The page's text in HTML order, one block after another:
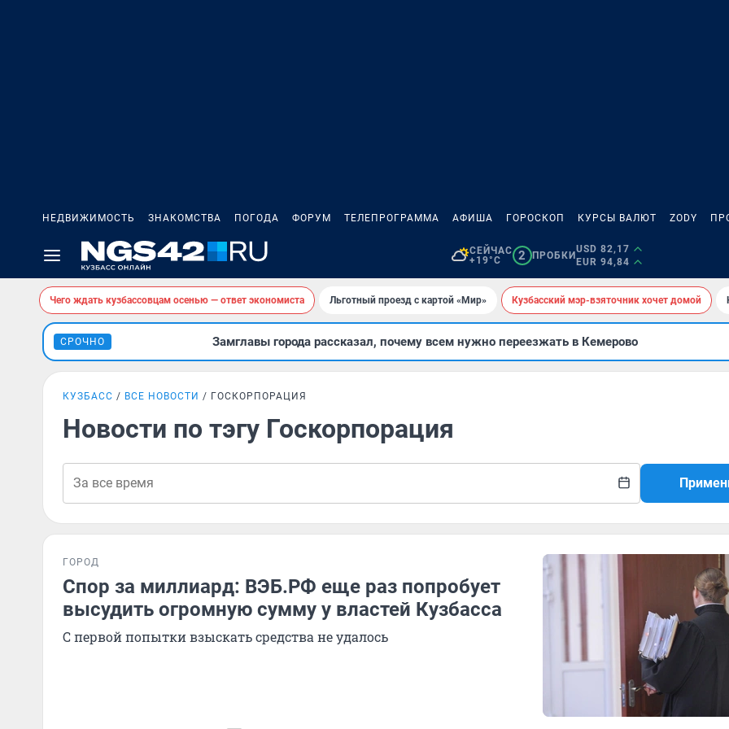
НЕДВИЖИМОСТЬ ЗНАКОМСТВА ПОГОДА ФОРУМ ТЕЛЕПРОГРАММА АФИША ГОРОСКОП КУРСЫ ВАЛЮТ ZODY
СЕЙЧАС
+19°C
2 ПРОБКИ
USD 82,17
EUR 94,84
Чего ждать кузбассовцам осенью — ответ экономиста Льготный проезд с картой «Мир» Кузбасский мэр-взяточник хочет домой
СРОЧНО Замглавы города рассказал, почему всем нужно переезжать в Кемерово
КУЗБАСС ВСЕ НОВОСТИ ГОСКОРПОРАЦИЯ
Новости по тэгу Госкорпорация
ГОРОД
Спор за миллиард: ВЭБ.РФ еще раз попробует
высудить огромную сумму у властей Кузбасса
С первой попытки взыскать средства не удалось